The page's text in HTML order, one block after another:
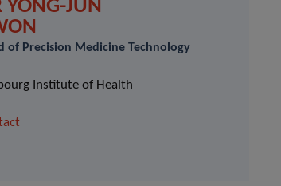
YONG-JUN
of Precision Medicine Technology
Institute of Health